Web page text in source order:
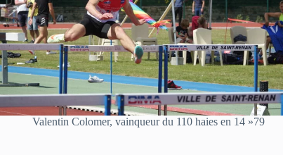
Valentin Colomer, vainqueur du 110 haies en 14 »79